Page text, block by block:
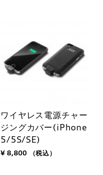
ワイヤレス電源チャー
ジングカバー(iPhone
5/5S/SE)
¥ 8,800 （税込）